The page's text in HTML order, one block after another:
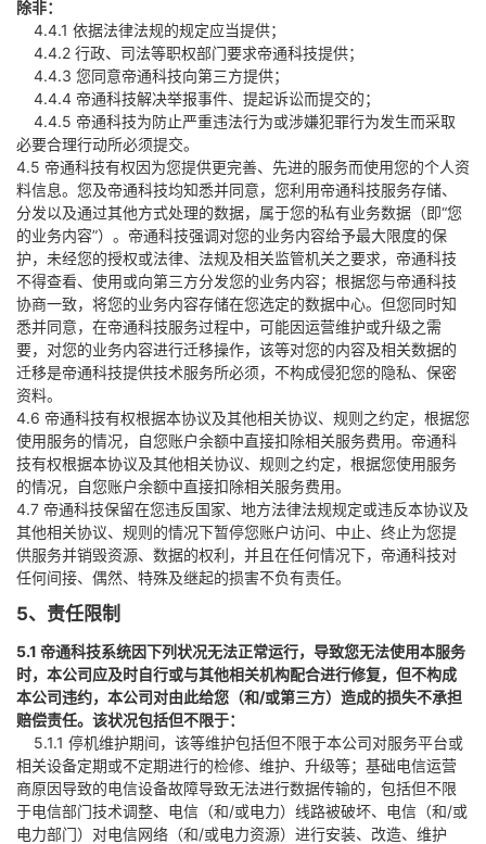
除非：
4.4.1 依据法律法规的规定应当提供；
4.4.2 行政、司法等职权部门要求帝通科技提供；
4.4.3 您同意帝通科技向第三方提供；
4.4.4 帝通科技解决举报事件、提起诉讼而提交的；
4.4.5 帝通科技为防止严重违法行为或涉嫌犯罪行为发生而采取
必要合理行动所必须提交。
4.5 帝通科技有权因为您提供更完善、先进的服务而使用您的个人资
料信息。您及帝通科技均知悉并同意，您利用帝通科技服务存储、
分发以及通过其他方式处理的数据，属于您的私有业务数据（即“您
的业务内容”）。帝通科技强调对您的业务内容给予最大限度的保
护，未经您的授权或法律、法规及相关监管机关之要求，帝通科技
不得查看、使用或向第三方分发您的业务内容；根据您与帝通科技
协商一致，将您的业务内容存储在您选定的数据中心。但您同时知
悉并同意，在帝通科技服务过程中，可能因运营维护或升级之需
要，对您的业务内容进行迁移操作，该等对您的内容及相关数据的
迁移是帝通科技提供技术服务所必须，不构成侵犯您的隐私、保密
资料。
4.6 帝通科技有权根据本协议及其他相关协议、规则之约定，根据您
使用服务的情况，自您账户余额中直接扣除相关服务费用。帝通科
技有权根据本协议及其他相关协议、规则之约定，根据您使用服务
的情况，自您账户余额中直接扣除相关服务费用。
4.7 帝通科技保留在您违反国家、地方法律法规规定或违反本协议及
其他相关协议、规则的情况下暂停您账户访问、中止、终止为您提
供服务并销毁资源、数据的权利，并且在任何情况下，帝通科技对
任何间接、偶然、特殊及继起的损害不负有责任。
5、责任限制
5.1 帝通科技系统因下列状况无法正常运行，导致您无法使用本服务
时，本公司应及时自行或与其他相关机构配合进行修复，但不构成
本公司违约，本公司对由此给您（和/或第三方）造成的损失不承担
赔偿责任。该状况包括但不限于：
5.1.1 停机维护期间，该等维护包括但不限于本公司对服务平台或
相关设备定期或不定期进行的检修、维护、升级等；基础电信运营
商原因导致的电信设备故障导致无法进行数据传输的，包括但不限
于电信部门技术调整、电信（和/或电力）线路被破坏、电信（和/或
电力部门）对电信网络（和/或电力资源）进行安装、改造、维护